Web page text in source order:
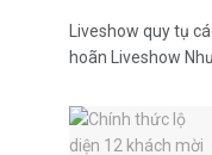
Liveshow quy tụ
hoãn Liveshow